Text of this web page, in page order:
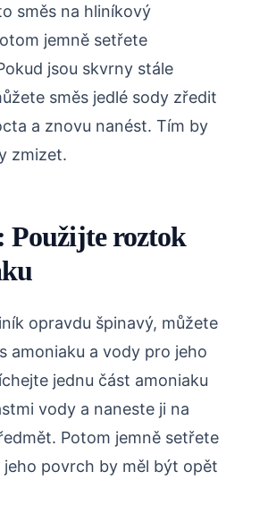
směs na hliníkový
jemně setřete
jsou skvrny stále
směs jedlé sody zředit
a znovu nanést. Tím by
zmizet.
Použijte roztok
opravdu špinavý, můžete
amoniaku a vody pro jeho
jednu část amoniaku
vody a naneste ji na
Potom jemně setřete
jeho povrch by měl být opět